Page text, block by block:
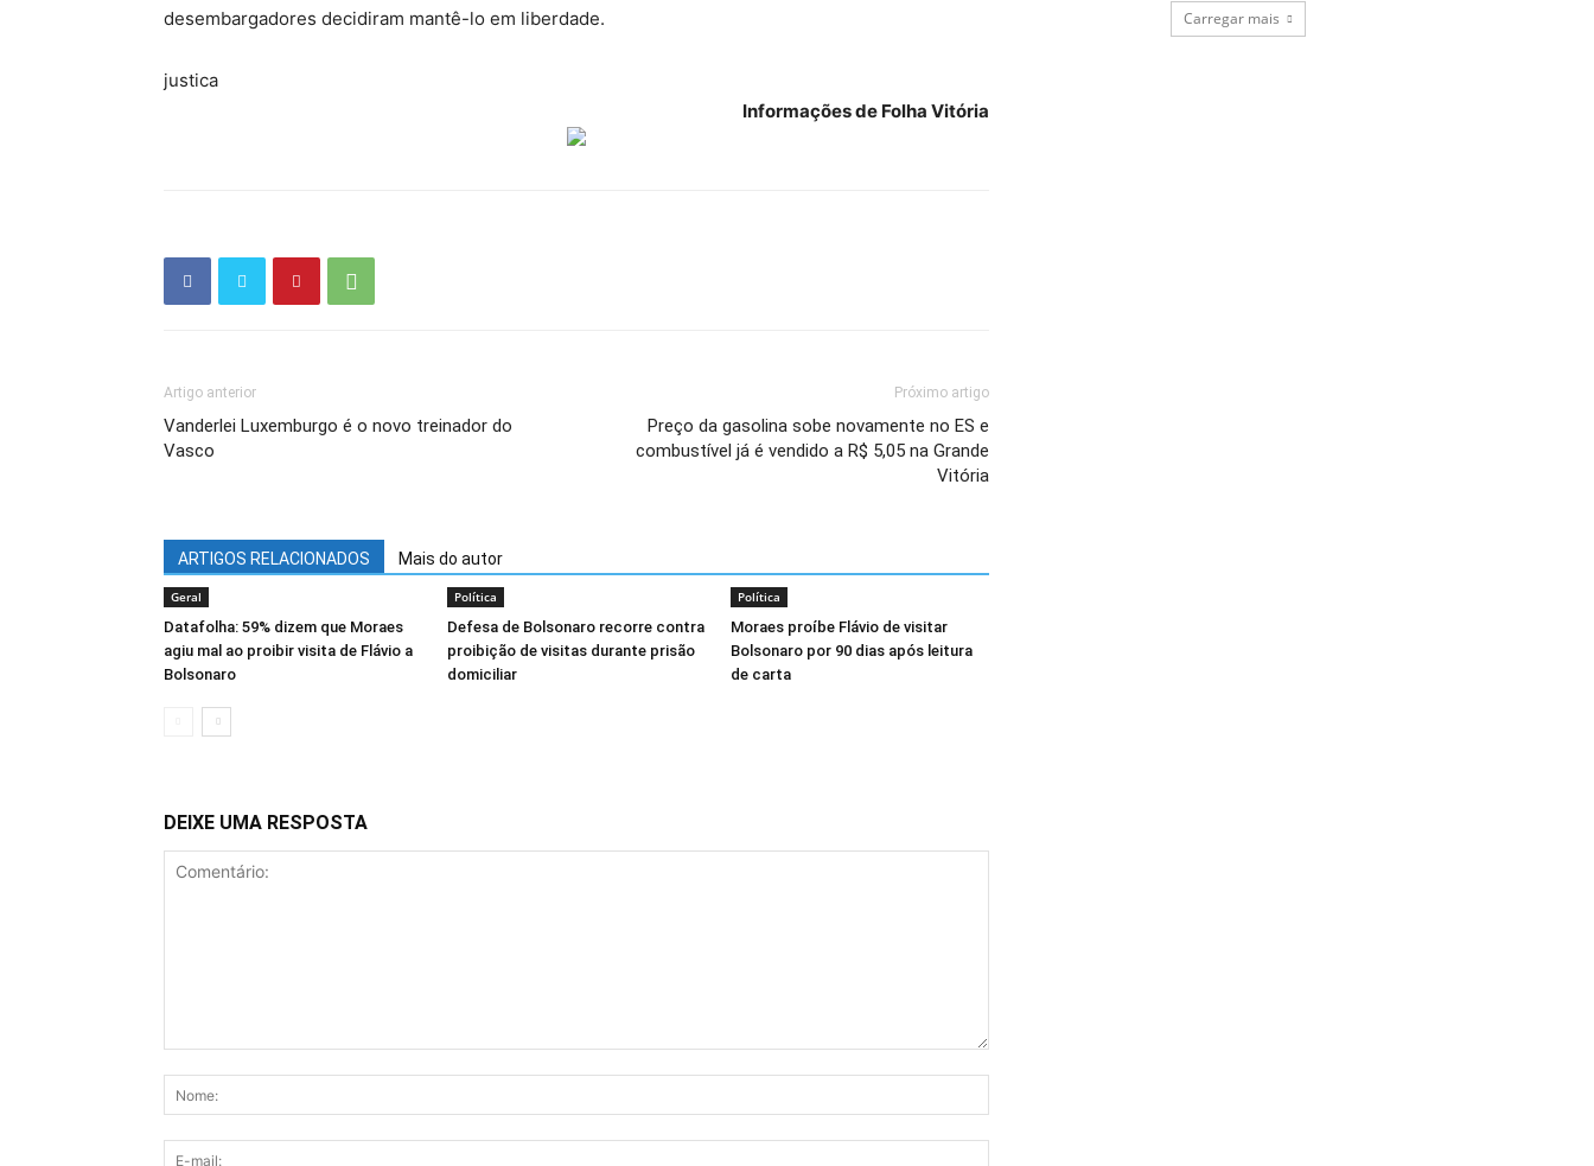
desembargadores decidiram mantê-lo em liberdade.
justica
Informações de Folha Vitória
Artigo anterior
Vanderlei Luxemburgo é o novo treinador do
Vasco
Próximo artigo
Preço da gasolina sobe novamente no ES e
combustível já é vendido a R$ 5,05 na Grande
Vitória
ARTIGOS RELACIONADOS Mais do autor
Geral
Datafolha: 59% dizem que Moraes
agiu mal ao proibir visita de Flávio a
Bolsonaro
Política
Defesa de Bolsonaro recorre contra
proibição de visitas durante prisão
domiciliar
Política
Moraes proíbe Flávio de visitar
Bolsonaro por 90 dias após leitura
de carta
DEIXE UMA RESPOSTA
Carregar mais